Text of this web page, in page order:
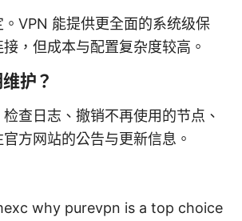
VPN 能提供更全面的系统级保
，但成本与配置复杂度较高。
护？
查日志、撤销不再使用的节点、
方网站的公告与更新信息。
why purevpn is a top choice